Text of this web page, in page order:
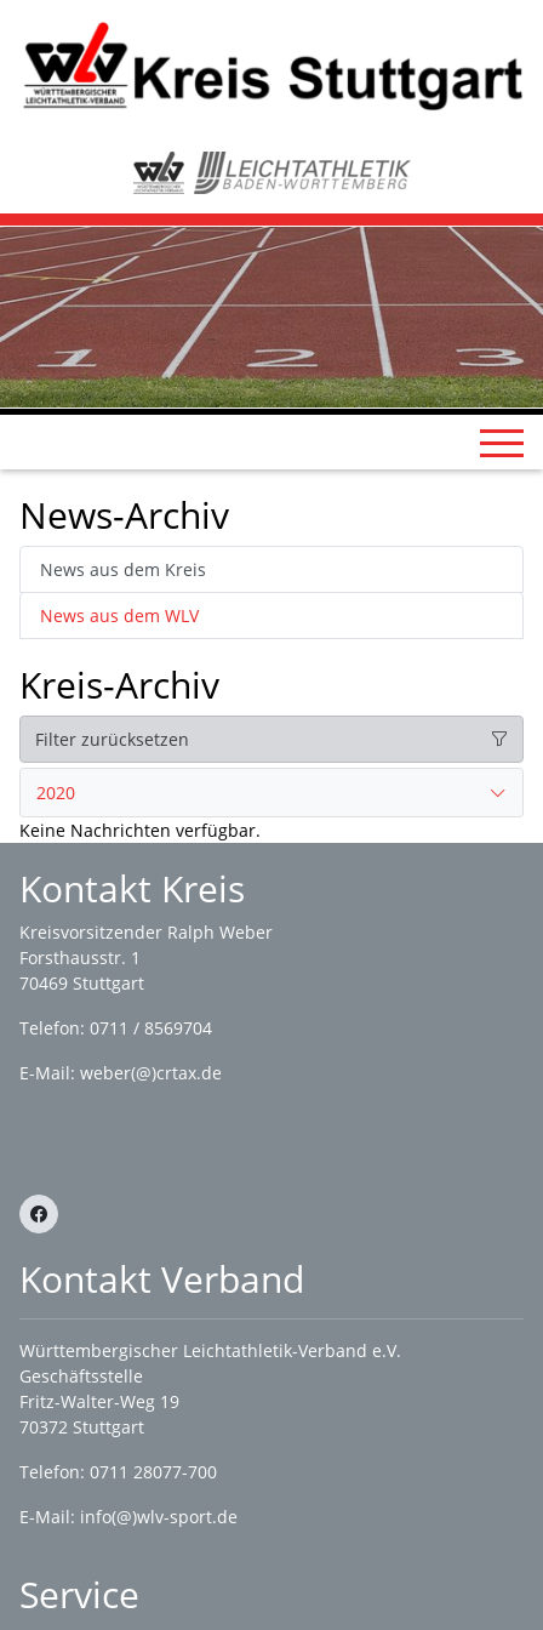
News-Archiv
News aus dem Kreis
News aus dem WLV
Kreis-Archiv
Filter zurücksetzen
2020
Keine Nachrichten verfügbar.
Kontakt Kreis
Kreisvorsitzender Ralph Weber
Forsthausstr. 1
70469 Stuttgart
Telefon: 0711 / 8569704
E-Mail: weber(@)crtax.de
Kontakt Verband
Württembergischer Leichtathletik-Verband e.V.
Geschäftsstelle
Fritz-Walter-Weg 19
70372 Stuttgart
Telefon: 0711 28077-700
E-Mail: info(@)wlv-sport.de
Service